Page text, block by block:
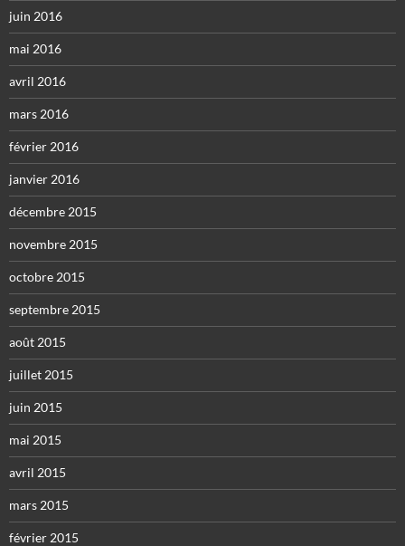
juin 2016
mai 2016
avril 2016
mars 2016
février 2016
janvier 2016
décembre 2015
novembre 2015
octobre 2015
septembre 2015
août 2015
juillet 2015
juin 2015
mai 2015
avril 2015
mars 2015
février 2015